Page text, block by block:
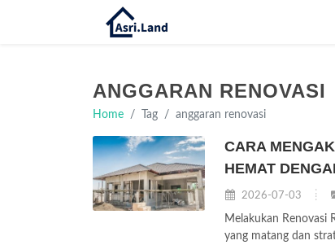
ANGGARAN RENOVASI
Home Tag anggaran renovasi
CARA
HEMAT
2026-07-03
Melakukan Renovasi
yang matang dan